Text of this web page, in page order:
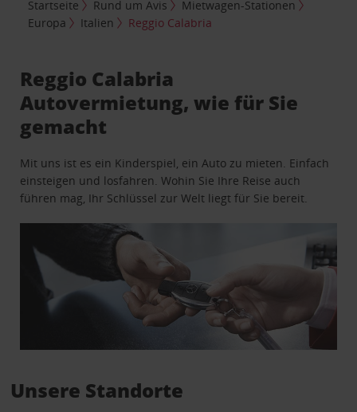
Startseite Rund um Avis
Mietwagen-Stationen
Europa
Italien Reggio Calabria
Reggio Calabria
Autovermietung, wie für Sie
gemacht
Mit uns ist es ein Kinderspiel, ein Auto zu mieten. Einfach
einsteigen und losfahren. Wohin Sie Ihre Reise auch
führen mag, Ihr Schlüssel zur Welt liegt für Sie bereit.
Unsere Standorte